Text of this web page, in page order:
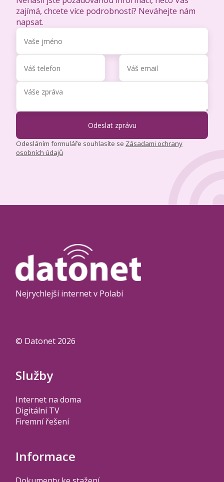
zajímá, chcete více podrobností? Neváhejte nám
napsat.
Odesláním formuláře souhlasíte se Zásadami ochrany
osobních údajů
Nejrychlejší internet v Polabí
© Datonet 2026
Služby
Internet na doma
Digitální TV
Firemní řešení
Informace